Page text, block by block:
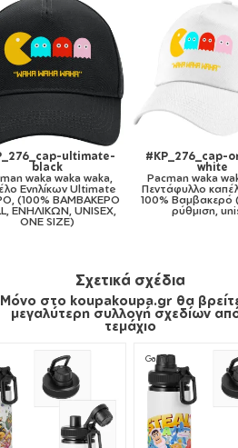
#KP_276_cap-kid-trucker-
mesh-black
Pacman waka waka waka,
Καπέλο παιδικό Soft Trucker
με Δίχτυ ΜΑΥΡΟ/ΛΕΥΚΟ
(POLYESTER, ΠΑΙΔΙΚΟ, ONE
SIZE)
Pacman
Κούπα,
Σχετικά σχέδια
Μόνο στο koupakoupa.gr θα
μεγαλύτερη συλλογή σχεδίων
τεμάχιο
Gaming